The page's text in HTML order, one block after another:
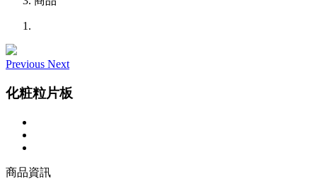
Previous Next
化粧粒片板
商品資訊